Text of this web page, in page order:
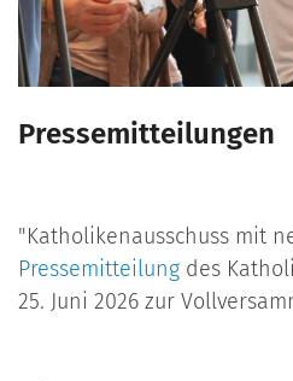
Pressemitteilungen
"Katholikenausschuss mit
Pressemitteilung des
25. Juni 2026 zur